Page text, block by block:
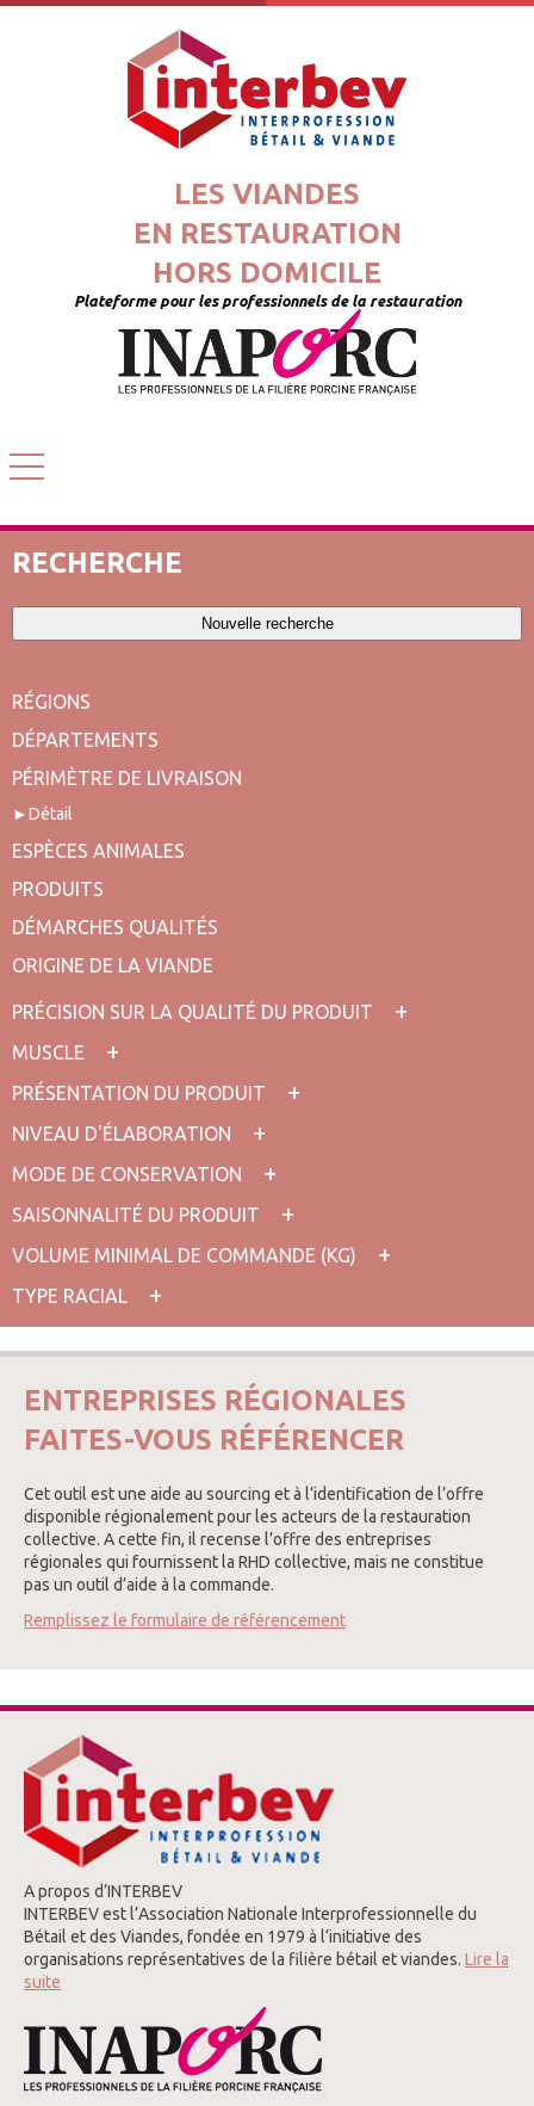
LES VIANDES
EN RESTAURATION
HORS DOMICILE
Plateforme pour les professionnels de la restauration
RECHERCHE
Nouvelle recherche
RÉGIONS
DÉPARTEMENTS
PÉRIMÈTRE DE LIVRAISON
Détail
ESPÈCES ANIMALES
PRODUITS
DÉMARCHES QUALITÉS
ORIGINE DE LA VIANDE
PRÉCISION SUR LA QUALITÉ DU PRODUIT
MUSCLE
PRÉSENTATION DU PRODUIT
NIVEAU D'ÉLABORATION
MODE DE CONSERVATION
SAISONNALITÉ DU PRODUIT
VOLUME MINIMAL DE COMMANDE (KG)
TYPE RACIAL
ENTREPRISES RÉGIONALES
FAITES-VOUS RÉFÉRENCER
Cet outil est une aide au sourcing et à l’identification de l’offre
disponible régionalement pour les acteurs de la restauration
collective. A cette fin, il recense l’offre des entreprises
régionales qui fournissent la RHD collective, mais ne constitue
pas un outil d’aide à la commande.
Remplissez le formulaire de référencement
A propos d’INTERBEV
INTERBEV est l’Association Nationale Interprofessionnelle du
Bétail et des Viandes, fondée en 1979 à l’initiative des
organisations représentatives de la filière bétail et viandes. Lire la
suite